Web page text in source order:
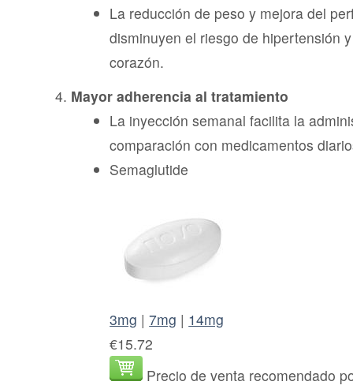
La reducción de peso y mejora del
disminuyen el riesgo de hipertensión
corazón.
Mayor adherencia al tratamiento
La inyección semanal facilita la
comparación con medicamentos
Semaglutide
3mg |7mg | 14mg
€15.72
Precio de venta recomendado